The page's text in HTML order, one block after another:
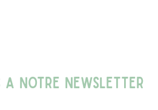
A NOTRE NEWSLETTER